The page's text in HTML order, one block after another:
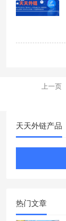
上一页
天天外链产品
热门文章